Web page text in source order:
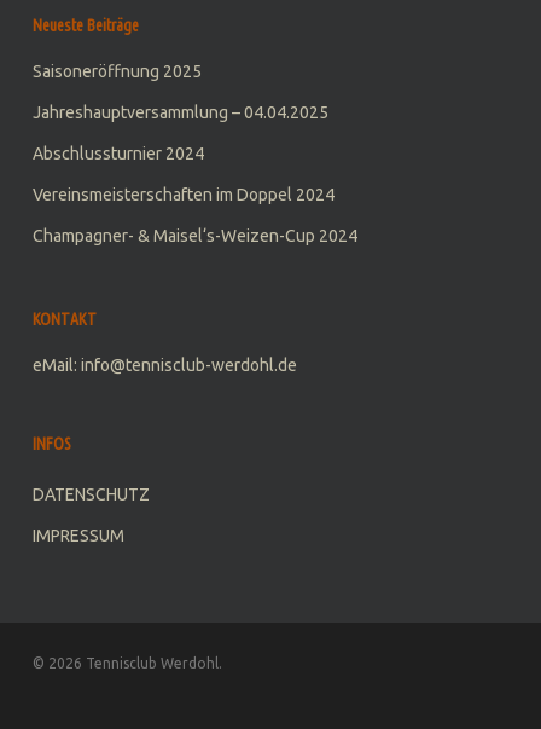
Neueste Beiträge
Saisoneröffnung 2025
Jahreshauptversammlung – 04.04.2025
Abschlussturnier 2024
Vereinsmeisterschaften im Doppel 2024
Champagner- & Maisel‘s-Weizen-Cup 2024
KONTAKT
eMail: info@tennisclub-werdohl.de
INFOS
DATENSCHUTZ
IMPRESSUM
© 2026 Tennisclub Werdohl.